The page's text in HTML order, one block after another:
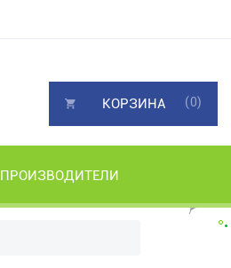
ПРОИЗВОДИТЕЛИ
КОРЗИНА (0)